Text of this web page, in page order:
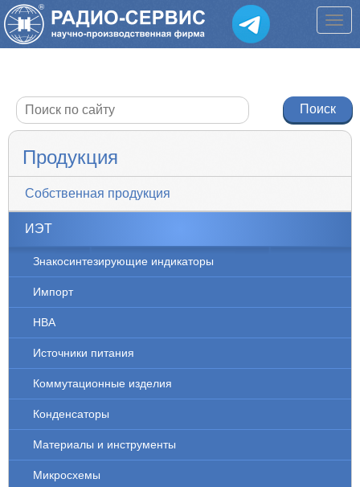
Продукция
Собственная продукция
ИЭТ
Знакосинтезирующие индикаторы
Импорт
НВА
Источники питания
Коммутационные изделия
Конденсаторы
Материалы и инструменты
Микросхемы